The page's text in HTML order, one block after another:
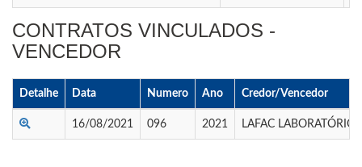
CONTRATOS VINCULADOS -
VENCEDOR
Detalhe Data Numero Ano Credor/Vencedor
16/08/2021 096 2021 LAFAC LABORATÓRIO